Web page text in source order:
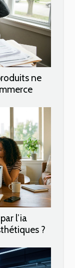
ne
l’ia
?